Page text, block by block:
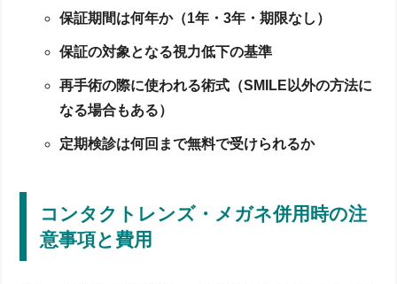
保証期間は何年か（1年・3年・期限なし）
保証の対象となる視力低下の基準
再手術の際に使われる術式（SMILE以外の方法に
なる場合もある）
定期検診は何回まで無料で受けられるか
コンタクトレンズ・メガネ併用時の注
意事項と費用